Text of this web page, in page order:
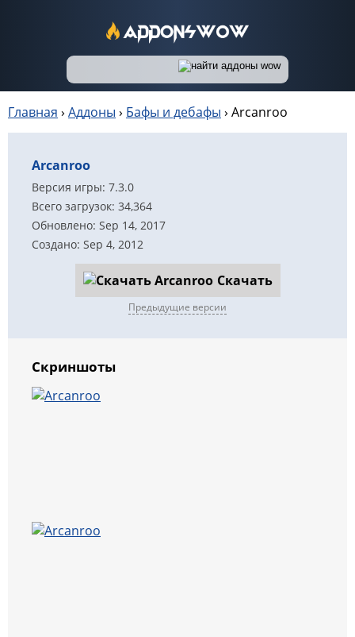
Главная › Аддоны › Бафы и дебафы › Arcanroo
Arcanroo
Версия игры: 7.3.0
Всего загрузок: 34,364
Обновлено: Sep 14, 2017
Создано: Sep 4, 2012
Скачать
Предыдущие версии
Скриншоты